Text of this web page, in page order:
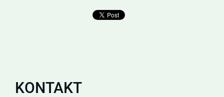
KONTAKT